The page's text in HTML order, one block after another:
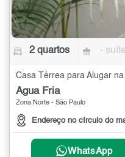
2 quartos - suíte
Casa Térrea para Alugar
Água Fria
Zona Norte - São Paulo
Endereço no círculo do
WhatsApp